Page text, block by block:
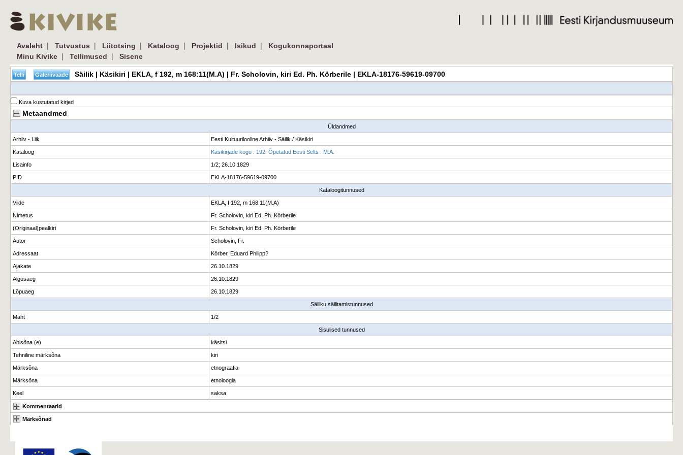
Avaleht | Tutvustus | Liitotsing | Kataloog | Projektid | Isikud |
Kogukonnaportaal
Minu Kivike | Tellimused | Sisene
Säilik | Käsikiri | EKLA, f 192, m 168:11(M.A) | Fr. Scholovin, kiri Ed. Ph. Körberile | EKLA-18176-59619-09700
Kuva kustutatud kirjed
Metaandmed
Üldandmed
Arhiiv - Liik Eesti Kultuurilooline Arhiiv - Säilik / Käsikiri
Kataloog Käsikirjade kogu : 192. Õpetatud Eesti Selts : M.A.
Lisainfo 1/2; 26.10.1829
PID EKLA-18176-59619-09700
Kataloogitunnused
Viide EKLA, f 192, m 168:11(M.A)
Nimetus Fr. Scholovin, kiri Ed. Ph. Körberile
(Originaal)pealkiri Fr. Scholovin, kiri Ed. Ph. Körberile
Autor Scholovin, Fr.
Adressaat Körber, Eduard Philipp?
Ajakate 26.10.1829
Algusaeg 26.10.1829
Lõpuaeg 26.10.1829
Säiliku säilitamistunnused
Maht 1/2
Sisulised tunnused
Abisõna (e) käsitsi
Tehniline märksõna kiri
Märksõna etnograafia
Märksõna etnoloogia
Keel saksa
Kommentaarid
Märksõnad